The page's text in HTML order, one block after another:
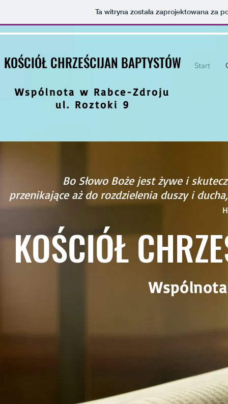
Ta witryna została zaprojektowana za
KOŚCIÓŁ CHRZEŚCIJAN BAPTYSTÓW Start
Wspólnota w Rabce-Zdroju
ul. Roztoki 9
Bo Słowo Boże jest żywe i
przenikające aż do rozdzielenia duszy i
KOŚCIÓŁ